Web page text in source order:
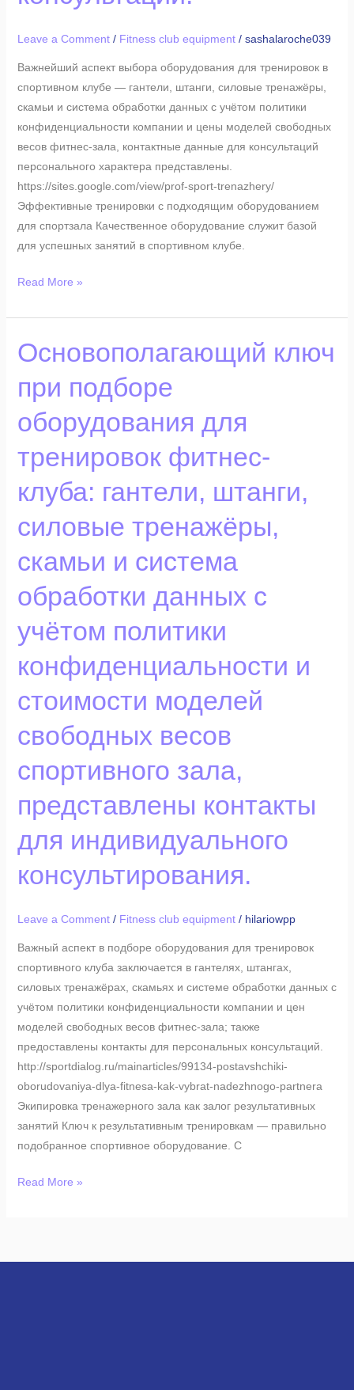
Leave a Comment / Fitness club equipment/ sashalaroche039
Важнейший аспект выбора оборудования для тренировок в
спортивном клубе — гантели, штанги, силовые тренажёры,
скамьи и система обработки данных с учётом политики
конфиденциальности компании и цены моделей свободных
весов фитнес-зала, контактные данные для консультаций
персонального характера представлены.
https://sites.google.com/view/prof-sport-trenazhery/
Эффективные тренировки с подходящим оборудованием
для спортзала Качественное оборудование служит базой
для успешных занятий в спортивном клубе.
фитнес-
контакты
персональных
консультаций.
Read More »
Основополагающий ключ
при подборе
оборудования для
тренировок фитнес-
клуба: гантели, штанги,
силовые тренажёры,
скамьи и система
обработки данных с
учётом политики
конфиденциальности и
стоимости моделей
свободных весов
спортивного зала,
представлены контакты
для индивидуального
консультирования.
Leave a Comment / Fitness club equipment/ hilariowpp
Важный аспект в подборе оборудования для тренировок
спортивного клуба заключается в гантелях, штангах,
силовых тренажёрах, скамьях и системе обработки данных с
учётом политики конфиденциальности компании и цен
моделей свободных весов фитнес-зала; также
предоставлены контакты для персональных консультаций.
http://sportdialog.ru/mainarticles/99134-postavshchiki-
oborudovaniya-dlya-fitnesa-kak-vybrat-nadezhnogo-partnera
Экипировка тренажерного зала как залог результативных
занятий Ключ к результативным тренировкам — правильно
подобранное спортивное оборудование. С
Основополагающий
ключ
при
подборе
оборудования
тренировок
клуба:
гантели,
силовые
скамьи
система
обработки
с
политики
и
стоимости
моделей
свободных
весов
спортивного
представлены
индивидуального
консультирования.
Read More »